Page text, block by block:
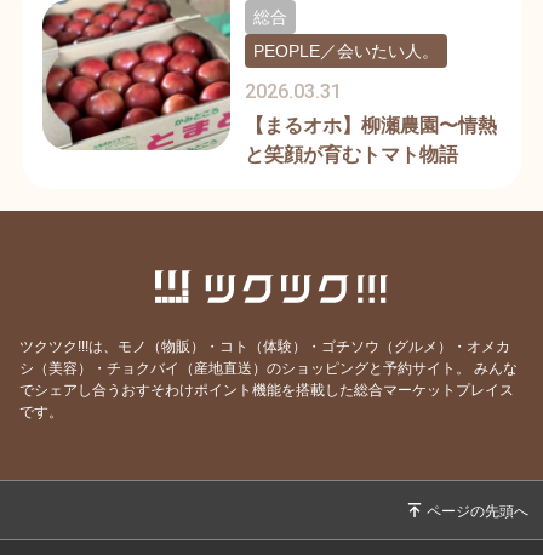
【まるオホ】柳瀬農園〜情熱
と笑顔が育むトマト物語
2026.03.31
総合
PEOPLE／会いたい人。
ツクツク!!!は、モノ（物販）・コト（体験）・ゴチソウ（グルメ）・オメカ
シ（美容）・チョクバイ（産地直送）のショッピングと予約サイト。
みんな
でシェアし合うおすそわけポイント機能を搭載した総合マーケットプレイス
です。